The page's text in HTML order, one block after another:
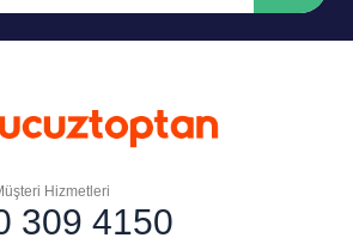
Hizmetleri
309 4150